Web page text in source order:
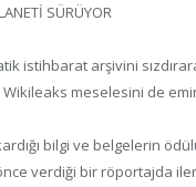
SÜRÜYOR
istihbarat arşivini
meselesini de
bilgi ve belgelerin
verdiği bir röportajda